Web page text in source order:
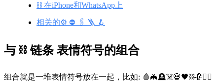
⛓️ 在iPhone和WhatsApp上
相关的⚙️ ⛔ 🖇️ 🪜 🪝
与 ⛓️ 链条 表情符号的组合
组合就是一堆表情符号放在一起，比如: 🩸🦇🪦☠️💀🖤⛓️🥀🧛‍♀️